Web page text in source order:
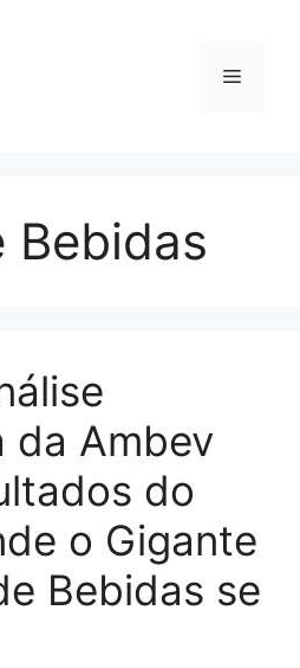
Menu
Bebidas
da Ambev
do
o Gigante
Bebidas se